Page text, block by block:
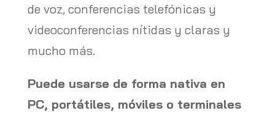
de voz, conferencias telefónicas y
videoconferencias nítidas y claras y
mucho más.
Puede usarse de forma nativa en
PC, portátiles, móviles o terminales